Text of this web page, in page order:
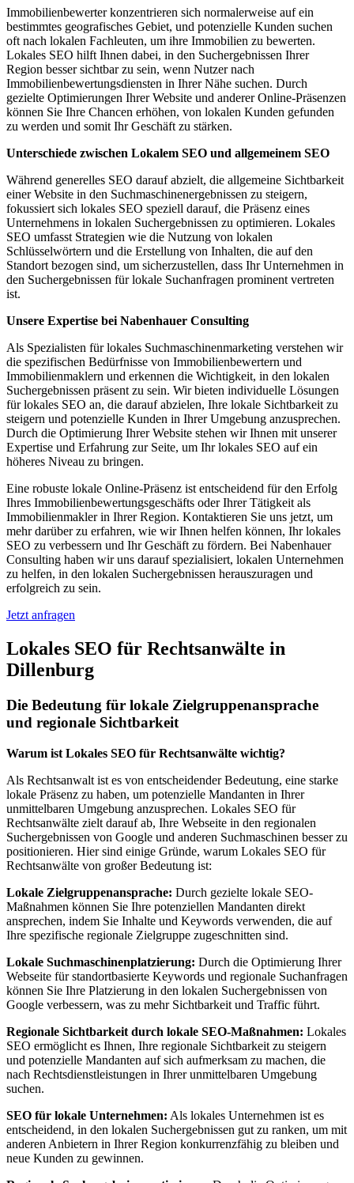
Immobilienbewerter konzentrieren sich normalerweise auf ein
bestimmtes geografisches Gebiet, und potenzielle Kunden suchen
oft nach lokalen Fachleuten, um ihre Immobilien zu bewerten.
Lokales SEO hilft Ihnen dabei, in den Suchergebnissen Ihrer
Region besser sichtbar zu sein, wenn Nutzer nach
Immobilienbewertungsdiensten in Ihrer Nähe suchen. Durch
gezielte Optimierungen Ihrer Website und anderer Online-Präsenzen
können Sie Ihre Chancen erhöhen, von lokalen Kunden gefunden
zu werden und somit Ihr Geschäft zu stärken.
Unterschiede zwischen Lokalem SEO und allgemeinem SEO
Während generelles SEO darauf abzielt, die allgemeine Sichtbarkeit
einer Website in den Suchmaschinenergebnissen zu steigern,
fokussiert sich lokales SEO speziell darauf, die Präsenz eines
Unternehmens in lokalen Suchergebnissen zu optimieren. Lokales
SEO umfasst Strategien wie die Nutzung von lokalen
Schlüsselwörtern und die Erstellung von Inhalten, die auf den
Standort bezogen sind, um sicherzustellen, dass Ihr Unternehmen in
den Suchergebnissen für lokale Suchanfragen prominent vertreten
ist.
Unsere Expertise bei Nabenhauer Consulting
Als Spezialisten für lokales Suchmaschinenmarketing verstehen wir
die spezifischen Bedürfnisse von Immobilienbewertern und
Immobilienmaklern und erkennen die Wichtigkeit, in den lokalen
Suchergebnissen präsent zu sein. Wir bieten individuelle Lösungen
für lokales SEO an, die darauf abzielen, Ihre lokale Sichtbarkeit zu
steigern und potenzielle Kunden in Ihrer Umgebung anzusprechen.
Durch die Optimierung Ihrer Website stehen wir Ihnen mit unserer
Expertise und Erfahrung zur Seite, um Ihr lokales SEO auf ein
höheres Niveau zu bringen.
Eine robuste lokale Online-Präsenz ist entscheidend für den Erfolg
Ihres Immobilienbewertungsgeschäfts oder Ihrer Tätigkeit als
Immobilienmakler in Ihrer Region. Kontaktieren Sie uns jetzt, um
mehr darüber zu erfahren, wie wir Ihnen helfen können, Ihr lokales
SEO zu verbessern und Ihr Geschäft zu fördern. Bei Nabenhauer
Consulting haben wir uns darauf spezialisiert, lokalen Unternehmen
zu helfen, in den lokalen Suchergebnissen herauszuragen und
erfolgreich zu sein.
Jetzt anfragen
Lokales SEO für Rechtsanwälte in
Dillenburg
Die Bedeutung für lokale Zielgruppenansprache
und regionale Sichtbarkeit
Warum ist Lokales SEO für Rechtsanwälte wichtig?
Als Rechtsanwalt ist es von entscheidender Bedeutung, eine starke
lokale Präsenz zu haben, um potenzielle Mandanten in Ihrer
unmittelbaren Umgebung anzusprechen. Lokales SEO für
Rechtsanwälte zielt darauf ab, Ihre Webseite in den regionalen
Suchergebnissen von Google und anderen Suchmaschinen besser zu
positionieren. Hier sind einige Gründe, warum Lokales SEO für
Rechtsanwälte von großer Bedeutung ist:
Lokale Zielgruppenansprache: Durch gezielte lokale SEO-
Maßnahmen können Sie Ihre potenziellen Mandanten direkt
ansprechen, indem Sie Inhalte und Keywords verwenden, die auf
Ihre spezifische regionale Zielgruppe zugeschnitten sind.
Lokale Suchmaschinenplatzierung: Durch die Optimierung Ihrer
Webseite für standortbasierte Keywords und regionale Suchanfragen
können Sie Ihre Platzierung in den lokalen Suchergebnissen von
Google verbessern, was zu mehr Sichtbarkeit und Traffic führt.
Regionale Sichtbarkeit durch lokale SEO-Maßnahmen: Lokales
SEO ermöglicht es Ihnen, Ihre regionale Sichtbarkeit zu steigern
und potenzielle Mandanten auf sich aufmerksam zu machen, die
nach Rechtsdienstleistungen in Ihrer unmittelbaren Umgebung
suchen.
SEO für lokale Unternehmen: Als lokales Unternehmen ist es
entscheidend, in den lokalen Suchergebnissen gut zu ranken, um mit
anderen Anbietern in Ihrer Region konkurrenzfähig zu bleiben und
neue Kunden zu gewinnen.